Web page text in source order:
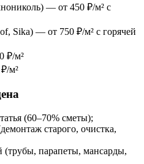
— от 450 ₽/м² с
Sika) — от 750 ₽/м² с горячей
₽/м²
м²
(60–70% сметы);
старого, очистка,
парапеты, мансарды,